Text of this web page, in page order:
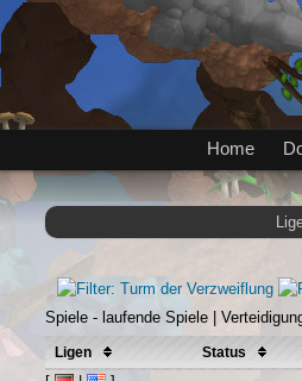
Home
Spiele - laufende Spiele |
Ligen Status